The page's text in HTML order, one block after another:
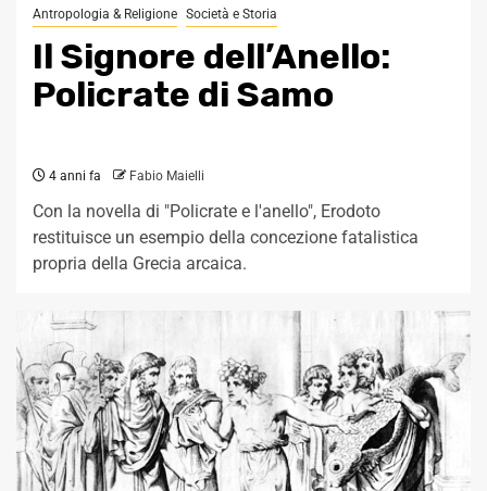
Antropologia & Religione Società e Storia
Il Signore dell’Anello:
Policrate di Samo
4 anni fa Fabio Maielli
Con la novella di "Policrate e l'anello", Erodoto
restituisce un esempio della concezione fatalistica
propria della Grecia arcaica.